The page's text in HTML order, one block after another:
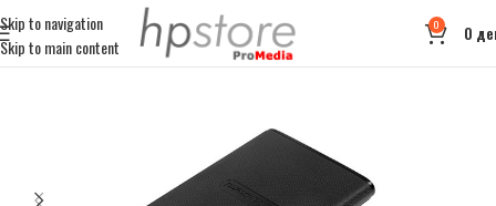
Skip to navigation
Skip to main content
0 0